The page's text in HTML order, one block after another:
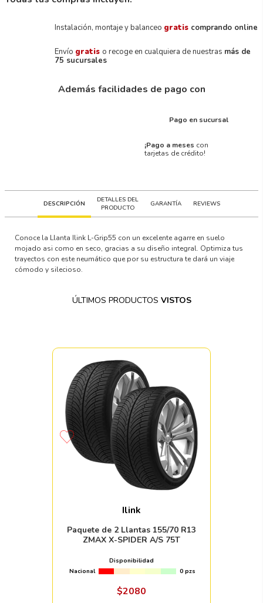
Instalación, montaje y balanceo gratis comprando online
Envío gratis o recoge en cualquiera de nuestras más de
75 sucursales
Además facilidades de pago con
Pago en sucursal
¡Pago a meses con
tarjetas de crédito!
DESCRIPCIÓN
DETALLES DEL
PRODUCTO
GARANTÍA REVIEWS
Conoce la Llanta Ilink L-Grip55 con un excelente agarre en suelo
mojado asi como en seco, gracias a su diseño integral. Optimiza tus
trayectos con este neumático que por su estructura te dará un viaje
cómodo y silecioso.
ÚLTIMOS PRODUCTOS VISTOS
Ilink
Paquete de 2 Llantas 155/70 R13
ZMAX X-SPIDER A/S 75T
Disponibilidad
Nacional
0 pzs
$2080